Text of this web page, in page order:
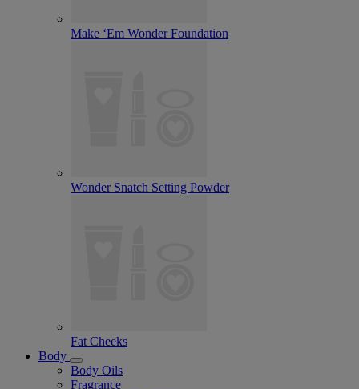
Make ‘Em Wonder Foundation
Wonder Snatch Setting Powder
Fat Cheeks
Body
Body Oils
Fragrance